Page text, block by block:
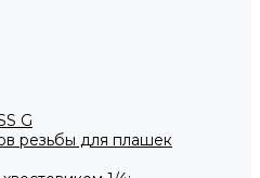
G
резьбы для плашек